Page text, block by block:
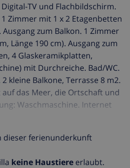
TV und Flachbildschirm.
Zimmer mit 1 x 2 Etagenbetten
Ausgang zum Balkon. 1 Zimmer
Länge 190 cm). Ausgang zum
4 Glaskeramikplatten,
mit Durchreiche. Bad/WC.
kleine Balkone, Terrasse 8 m2.
das Meer, die Ortschaft und
Waschmaschine. Internet
dieser ferienunderkunft
keine Haustiere erlaubt.